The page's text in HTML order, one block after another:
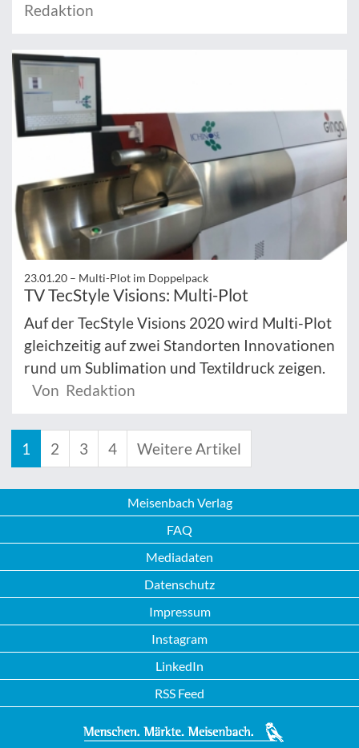
Redaktion
23.01.20 – Multi-Plot im Doppelpack
TV TecStyle Visions: Multi-Plot
Auf der TecStyle Visions 2020 wird Multi-Plot
gleichzeitig auf zwei Standorten Innovationen
rund um Sublimation und Textildruck zeigen.
Von Redaktion
1 2 3 4 Weitere Artikel
Meisenbach Verlag
FAQ
Mediadaten
Datenschutz
Impressum
Instagram
LinkedIn
RSS Feed